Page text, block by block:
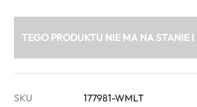
TEGO PRODUKTU NIE MA NA STANIE I
SKU
177981-WMLT